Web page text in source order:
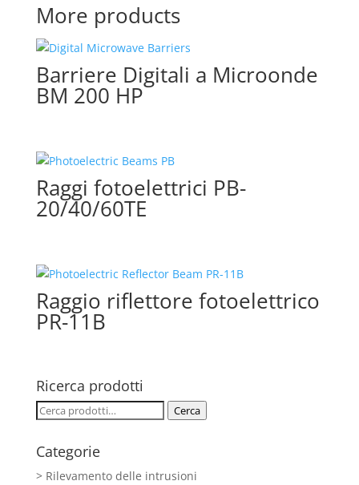
More products
Barriere Digitali a Microonde
BM 200 HP
Raggi fotoelettrici PB-
20/40/60TE
Raggio riflettore fotoelettrico
PR-11B
Ricerca prodotti
Cerca: Cerca
Categorie
> Rilevamento delle intrusioni